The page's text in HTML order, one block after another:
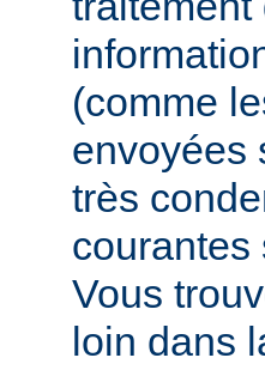
(comme
envoyées
très
courantes
Vous
loin dans